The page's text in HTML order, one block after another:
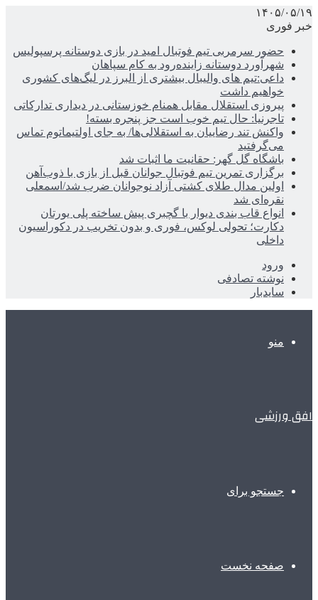
۱۴۰۵/۰۵/۱۹
خبر فوری
حضور سرمربی تیم فوتبال امید در بازی دوستانه پرسپولیس
شهرآورد دوستانه زاینده‌رود به کام سپاهان
داعی:تیم های والیبال بیشتری از البرز در لیگ‌های کشوری
خواهیم داشت
پیروزی استقلال مقابل همنام خوزستانی در دیداری تدارکاتی
تاجرنیا: حال تیم خوب است جز پنجره بسته!
واکنش تند رضاییان به استقلالی‌ها/ به جای اولتیماتوم تماس
می‌گرفتید
باشگاه گل گهر: حقانیت ما اثبات شد
برگزاری تمرین تیم فوتبال جوانان قبل از بازی با ذوب‌آهن
اولین مدال طلای کشتی آزاد نوجوانان ضرب شد/اسمعلی
نقره‌ای شد
انواع قاب بندی دیوار با گچبری پیش ساخته پلی یورتان
دکارت؛ تحولی لوکس، فوری و بدون تخریب در دکوراسیون
داخلی
ورود
نوشته تصادفی
سایدبار
منو
افق ورزشی
جستجو برای
صفحه نخست